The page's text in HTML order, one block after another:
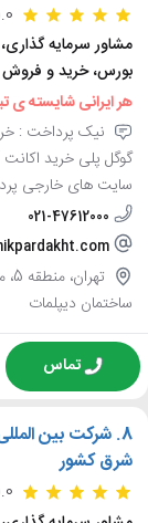
مشاور سرمایه گذاری،
بورس، خرید و فروش
هر ایرانی شایسته ی
سایت های خارجی
021-47612000
ساختمان دیپلمات
تماس
8. شرکت بین
شرق کشور